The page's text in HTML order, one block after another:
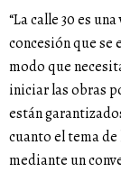
“La calle 30 es
concesión que se
modo que
iniciar las obras
están
cuanto el tema
mediante un